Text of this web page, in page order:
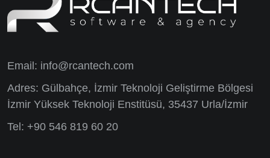
Email: info@rcantech.com
Adres: Gülbahçe, İzmir Teknoloji Geliştirme Bölgesi
İzmir Yüksek Teknoloji Enstitüsü, 35437 Urla/İzmir
Tel: +90 546 819 60 20